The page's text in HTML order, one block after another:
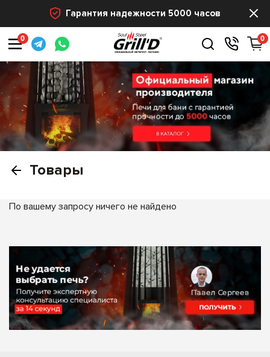
Гарантия надежности 5000 часов
0 0
Товары
По вашему запросу ничего не найдено